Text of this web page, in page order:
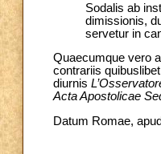
Sodalis ab
dimissionis,
servetur in
Quaecumque vero
contrariis
diurnis
Acta Apostolicae
Datum Romae,